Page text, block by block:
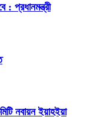
: প্রধানমন্ত্রী
নবায়ন ইয়াহইয়া